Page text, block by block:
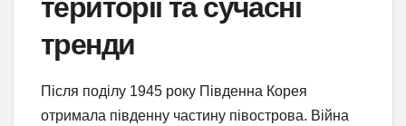
тренди
Після поділу 1945 року Південна Корея
отримала південну частину півострова. Війна